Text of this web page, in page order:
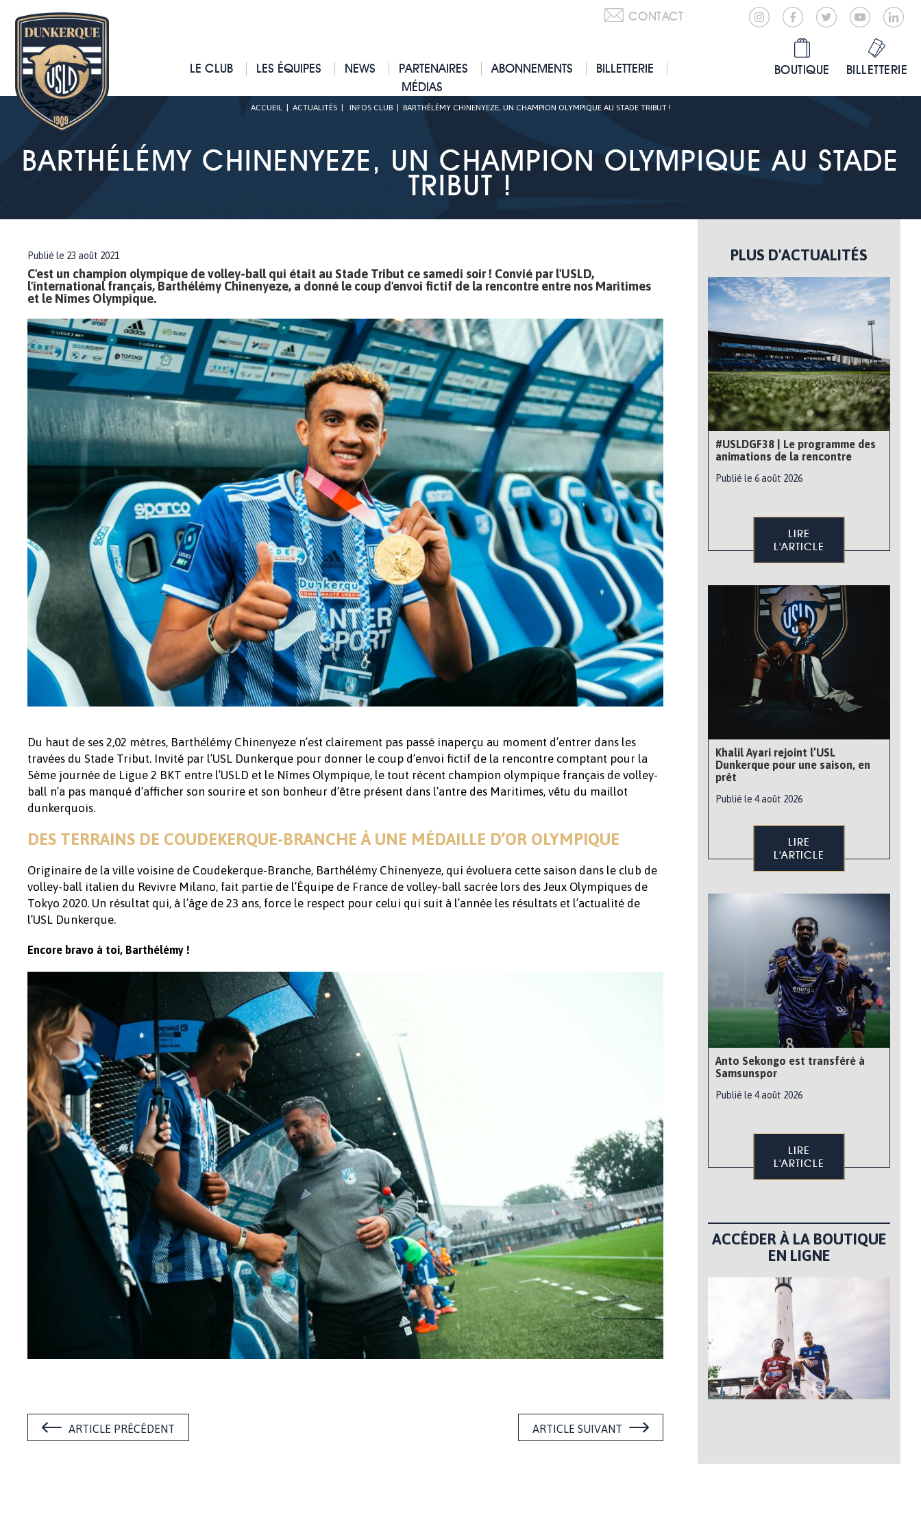
CONTACT
LE CLUB LES ÉQUIPES NEWS PARTENAIRES ABONNEMENTS
BILLETTERIE
MÉDIAS
BOUTIQUE BILLETTERIE
ACCUEIL| ACTUALITÉS| INFOS CLUB| BARTHÉLÉMY CHINENYEZE, UN CHAMPION OLYMPIQUE AU STADE TRIBUT !
BARTHÉLÉMY CHINENYEZE, UN CHAMPION OLYMPIQUE AU STADE
TRIBUT !
Publié le 23 août 2021
C'est un champion olympique de volley-ball qui était au Stade Tribut ce samedi soir ! Convié par l'USLD,
l'international français, Barthélémy Chinenyeze, a donné le coup d'envoi fictif de la rencontre entre nos Maritimes
et le Nîmes Olympique.
Du haut de ses 2,02 mètres, Barthélémy Chinenyeze n’est clairement pas passé inaperçu au moment d’entrer dans les
travées du Stade Tribut. Invité par l’USL Dunkerque pour donner le coup d’envoi fictif de la rencontre comptant pour la
5ème journée de Ligue 2 BKT entre l’USLD et le Nîmes Olympique, le tout récent champion olympique français de volley-
ball n’a pas manqué d’afficher son sourire et son bonheur d’être présent dans l’antre des Maritimes, vêtu du maillot
dunkerquois.
DES TERRAINS DE COUDEKERQUE-BRANCHE À UNE MÉDAILLE D’OR OLYMPIQUE
Originaire de la ville voisine de Coudekerque-Branche, Barthélémy Chinenyeze, qui évoluera cette saison dans le club de
volley-ball italien du Revivre Milano, fait partie de l’Équipe de France de volley-ball sacrée lors des Jeux Olympiques de
Tokyo 2020. Un résultat qui, à l’âge de 23 ans, force le respect pour celui qui suit à l’année les résultats et l’actualité de
l’USL Dunkerque.
Encore bravo à toi, Barthélémy !
ARTICLE PRÉCÉDENT ARTICLE SUIVANT
PLUS D'ACTUALITÉS
#USLDGF38 | Le programme des
animations de la rencontre
Publié le 6 août 2026
LIRE
L'ARTICLE
Khalil Ayari rejoint l’USL
Dunkerque pour une saison, en
prêt
Publié le 4 août 2026
LIRE
L'ARTICLE
Anto Sekongo est transféré à
Samsunspor
Publié le 4 août 2026
LIRE
L'ARTICLE
ACCÉDER À LA BOUTIQUE
EN LIGNE